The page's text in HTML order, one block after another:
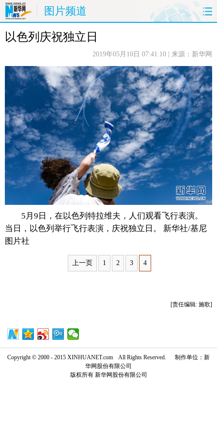
图片频道
首页 时政
时尚 思客 地方 法治
港澳 台湾 华人 汽车
科技 能源 房产 公司
图片 视频 彩票 食品
旅游 健康 信息化 数据
富媒体 摄影 新华广播
新华电视英文
以色列庆祝独立日
2019年05月10日 07:41:10 | 来源：新华网
5月9日，在以色列特拉维夫，人们观看飞行表演。
当日，以色列举行飞行表演，庆祝独立日。 新华社/基尼
图片社
上一页 1 2 3 4
[责任编辑: 施歌]
Copyright © 2000 - 2015 XINHUANET.com All Rights Reserved. 制作单位：新
华网股份有限公司
版权所有 新华网股份有限公司